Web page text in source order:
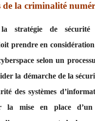
de la criminalité
stratégie de sécurité
prendre en considération
selon un
la démarche de la
des systèmes
la mise en place